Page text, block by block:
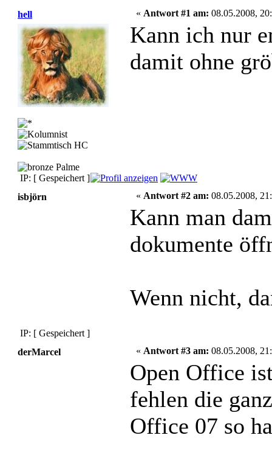
hell « Antwort #1 am: 08.05.2008,
Kann ich nur
damit ohne
IP: [ Gespeichert ]
isbjörn
« Antwort #2 am: 08.05.2008,
Kann man
dokumente
Wenn nicht,
IP: [ Gespeichert ]
derMarcel
« Antwort #3 am: 08.05.2008,
Open Office
fehlen die
Office 07 so